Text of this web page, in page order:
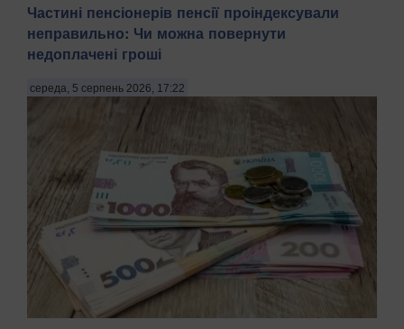
Частині пенсіонерів пенсії проіндексували
неправильно: Чи можна повернути
недоплачені гроші
середа, 5 серпень 2026, 17:22